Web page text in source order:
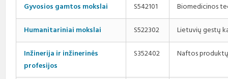
Gyvosios gamtos mokslai S542101 Biomedicinos
Humanitariniai mokslai S522302 Lietuvių gestų
Inžinerija ir inžinerinės
profesijos
S352402 Naftos